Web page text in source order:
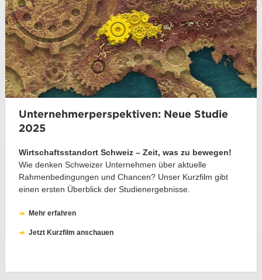
Unternehmerperspektiven: Neue Studie
2025
Wirtschaftsstandort Schweiz – Zeit, was zu bewegen!
Wie denken Schweizer Unternehmen über aktuelle
Rahmenbedingungen und Chancen? Unser Kurzfilm gibt
einen ersten Überblick der Studienergebnisse.
Mehr erfahren
Jetzt Kurzfilm anschauen